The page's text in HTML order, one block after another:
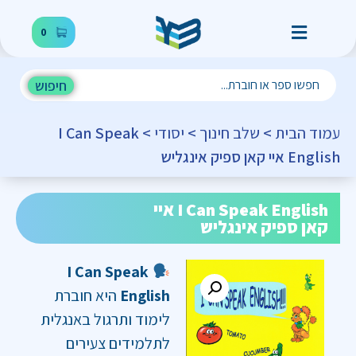
0
חיפוש
עמוד הבית > שלב חינוך > יסודי
> I Can Speak
English איי קאן ספיק אינגליש
I Can Speak English איי
קאן ספיק אינגליש
I Can Speak
English היא חוברת
לימוד ותרגול באנגלית
לתלמידים צעירים